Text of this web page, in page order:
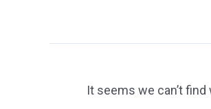
It seems we can’t